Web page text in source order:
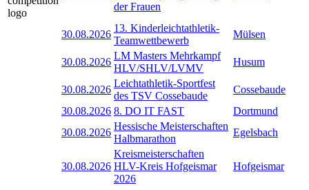
der Frauen
30.08.2026
13. Kinderleichtathletik-
Teamwettbewerb
Mülsen
30.08.2026
LM Masters Mehrkampf
HLV/SHLV/LVMV
Husum
30.08.2026
Leichtathletik-Sportfest
des TSV Cossebaude
Cossebaude
30.08.2026 8. DO IT FAST
Dortmund
30.08.2026
Hessische Meisterschaften
Halbmarathon
Egelsbach
30.08.2026
Kreismeisterschaften
HLV-Kreis Hofgeismar
2026
Hofgeismar